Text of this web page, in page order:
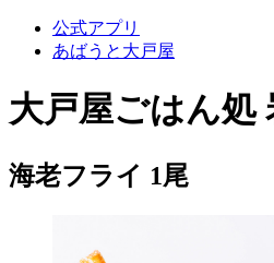
公式アプリ
あばうと大戸屋
大戸屋ごはん処
海老フライ 1尾